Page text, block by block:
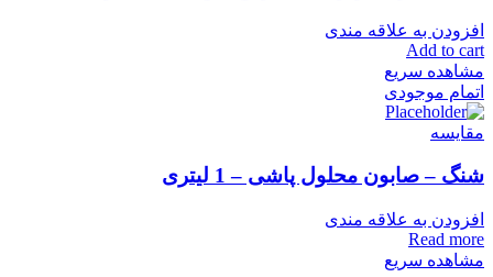
افزودن به علاقه مندی
Add to cart
مشاهده سریع
اتمام موجودی
مقایسه
شنگ – صابون محلول پاشی – 1 لیتری
افزودن به علاقه مندی
Read more
مشاهده سریع